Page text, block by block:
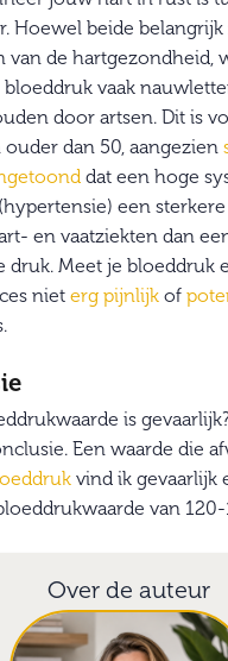
Hoewel beide
van de hartgezondheid,
bloeddruk vaak
door artsen. Dit is
dan 50, aangezien
dat een hoge
een
en vaatziekten dan
druk. Meet je bloeddruk
niet erg pijnlijk of
is
Een waarde die
vind ik gevaarlijk
van
Over de auteur